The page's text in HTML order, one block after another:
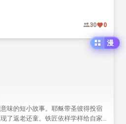
后神明显灵惩戒恶人，最终帮孝子
传统价值观。
30 0
漫
味的短小故事。耶稣带圣彼得投宿
了返老还童。铁匠依样学样给自家